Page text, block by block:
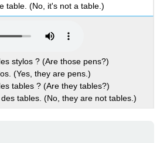
table. (No, it's not a table.)
stylos ? (Are those pens?)
(Yes, they are pens.)
tables ? (Are they tables?)
des tables. (No, they are not tables.)